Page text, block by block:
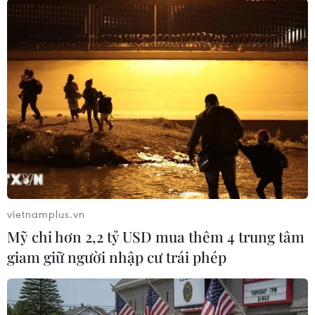
Giải Marathon Quốc tế “Chạy trên cung đường
Hạnh Phúc” tỉnh Hà Giang 2019 là cơ hội nhằm
gắn kết, tăng cường giao lưu, hợp tác phát triển
thể dục thể thao giữa tỉnh Hà Giang với các tỉnh,
thành trong cả nước và các đoàn vận động viên
quốc tế./.
(TTXVN/Vietnam+)
vietnamplus.vn
Mỹ chi hơn 2,2 tỷ USD mua thêm 4 trung tâm
giam giữ người nhập cư trái phép